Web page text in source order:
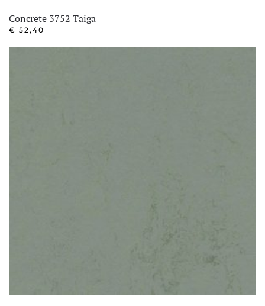
Concrete 3752 Taiga
€ 52,40